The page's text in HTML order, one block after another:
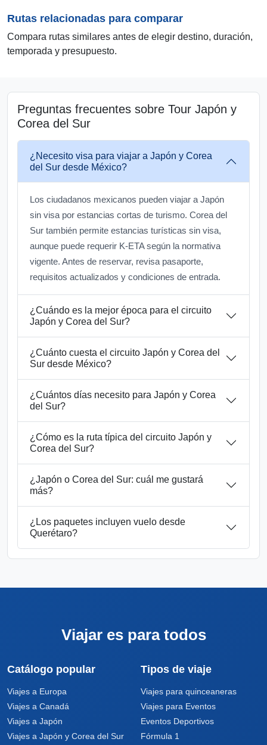
Rutas relacionadas para comparar
Compara rutas similares antes de elegir destino, duración,
temporada y presupuesto.
Preguntas frecuentes sobre Tour Japón y
Corea del Sur
¿Necesito visa para viajar a Japón y Corea
del Sur desde México?
Los ciudadanos mexicanos pueden viajar a Japón
sin visa por estancias cortas de turismo. Corea del
Sur también permite estancias turísticas sin visa,
aunque puede requerir K-ETA según la normativa
vigente. Antes de reservar, revisa pasaporte,
requisitos actualizados y condiciones de entrada.
¿Cuándo es la mejor época para el circuito
Japón y Corea del Sur?
¿Cuánto cuesta el circuito Japón y Corea del
Sur desde México?
¿Cuántos días necesito para Japón y Corea
del Sur?
¿Cómo es la ruta típica del circuito Japón y
Corea del Sur?
¿Japón o Corea del Sur: cuál me gustará
más?
¿Los paquetes incluyen vuelo desde
Querétaro?
Viajar es para todos
Catálogo popular
Viajes a Europa
Viajes a Canadá
Viajes a Japón
Viajes a Japón y Corea del Sur
Tipos de viaje
Viajes para quinceaneras
Viajes para Eventos
Eventos Deportivos
Fórmula 1